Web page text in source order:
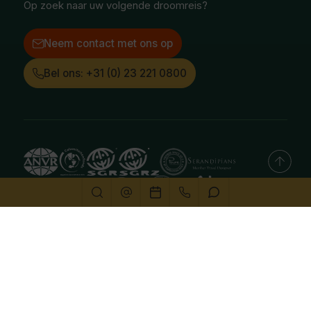
Op zoek naar uw volgende droomreis?
Neem contact met ons op
Bel ons: +31 (0) 23 221 0800